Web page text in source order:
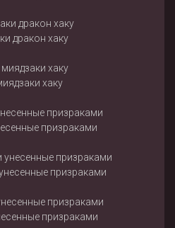
дракон хаку
хаку
призраками
призраками
призраками